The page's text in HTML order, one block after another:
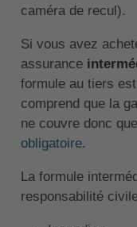
caméra de recul).
Si vous avez
assurance
formule au tiers
comprend que la
ne couvre donc
obligatoire.
La formule
responsabilité